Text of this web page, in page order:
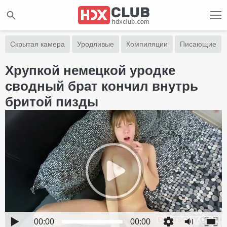
Скрытая камера Уродливые Компиляции Писающие
Хрупкой немецкой уродке
сводный брат кончил внутрь
бритой пизды
00:00 00:00